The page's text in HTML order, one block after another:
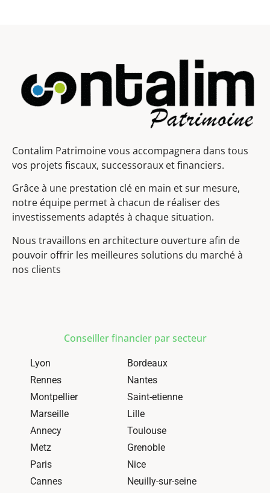
Contalim Patrimoine vous accompagnera dans tous
vos projets fiscaux, successoraux et financiers.
Grâce à une prestation clé en main et sur mesure,
notre équipe permet à chacun de réaliser des
investissements adaptés à chaque situation.
Nous travaillons en architecture ouverture afin de
pouvoir offrir les meilleures solutions du marché à
nos clients
Conseiller financier par secteur
Lyon
Bordeaux
Rennes
Nantes
Montpellier
Saint-etienne
Marseille
Lille
Annecy
Toulouse
Metz
Grenoble
Paris
Nice
Cannes
Neuilly-sur-seine